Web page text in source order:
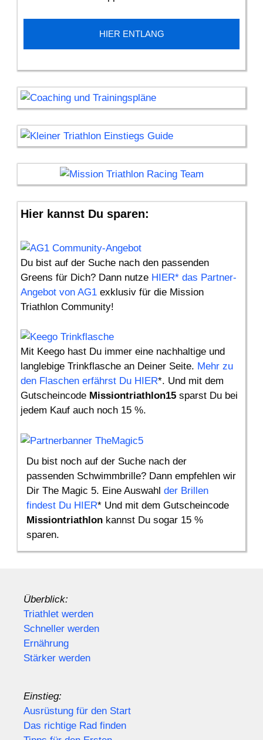
HIER ENTLANG
Hier kannst Du sparen:
Du bist auf der Suche nach den passenden
Greens für Dich? Dann nutze HIER* das Partner-
Angebot von AG1 exklusiv für die Mission
Triathlon Community!
Mit Keego hast Du immer eine nachhaltige und
langlebige Trinkflasche an Deiner Seite. Mehr zu
den Flaschen erfährst Du HIER*. Und mit dem
Gutscheincode Missiontriathlon15 sparst Du bei
jedem Kauf auch noch 15 %.
Du bist noch auf der Suche nach der
passenden Schwimmbrille? Dann empfehlen wir
Dir The Magic 5. Eine Auswahl der Brillen
findest Du HIER* Und mit dem Gutscheincode
Missiontriathlon kannst Du sogar 15 %
sparen.
Überblick:
Triathlet werden
Schneller werden
Ernährung
Stärker werden
Einstieg:
Ausrüstung für den Start
Das richtige Rad finden